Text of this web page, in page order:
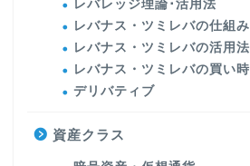
レバレッジ理論･活用法
レバナス・ツミレバの仕組み
レバナス・ツミレバの活用法
レバナス・ツミレバの買い時
デリバティブ
資産クラス